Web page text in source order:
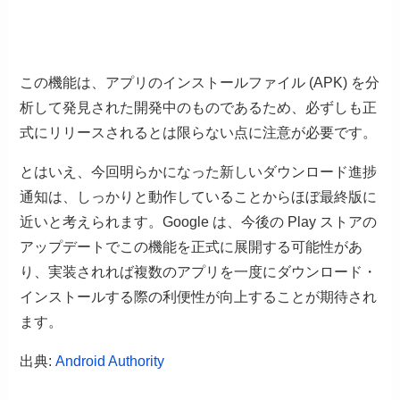
この機能は、アプリのインストールファイル (APK) を分
析して発見された開発中のものであるため、必ずしも正
式にリリースされるとは限らない点に注意が必要です。
とはいえ、今回明らかになった新しいダウンロード進捗
通知は、しっかりと動作していることからほぼ最終版に
近いと考えられます。Google は、今後の Play ストアの
アップデートでこの機能を正式に展開する可能性があ
り、実装されれば複数のアプリを一度にダウンロード・
インストールする際の利便性が向上することが期待され
ます。
出典:Android Authority